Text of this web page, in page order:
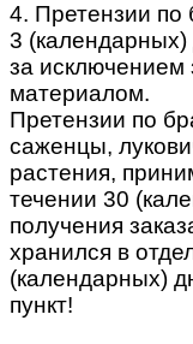
4. Претензии по
3 (календарных)
за исключением
материалом.
Претензии по
саженцы,
растения,
течении 30
получения
хранился в
(календарных)
пункт!